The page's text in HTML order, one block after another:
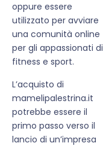
oppure essere
utilizzato per avviare
una comunità online
per gli appassionati di
fitness e sport.
L’acquisto di
mamelipalestrina.it
potrebbe essere il
primo passo verso il
lancio di un’impresa